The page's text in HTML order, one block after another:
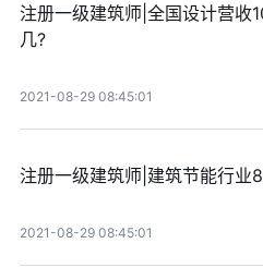
注册一级建筑师|全国设计营收
几?
2021-08-29 08:45:01
注册一级建筑师|建筑节能行业
2021-08-29 08:45:01